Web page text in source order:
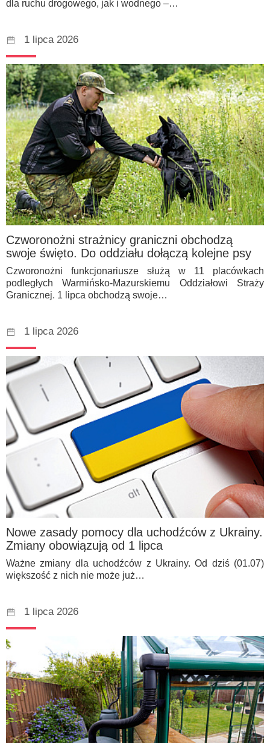
dla ruchu drogowego, jak i wodnego –…
1 lipca 2026
Czworonożni strażnicy graniczni obchodzą
swoje święto. Do oddziału dołączą kolejne psy
Czworonożni funkcjonariusze służą w 11 placówkach
podległych Warmińsko-Mazurskiemu Oddziałowi Straży
Granicznej. 1 lipca obchodzą swoje…
1 lipca 2026
Nowe zasady pomocy dla uchodźców z Ukrainy.
Zmiany obowiązują od 1 lipca
Ważne zmiany dla uchodźców z Ukrainy. Od dziś (01.07)
większość z nich nie może już…
1 lipca 2026